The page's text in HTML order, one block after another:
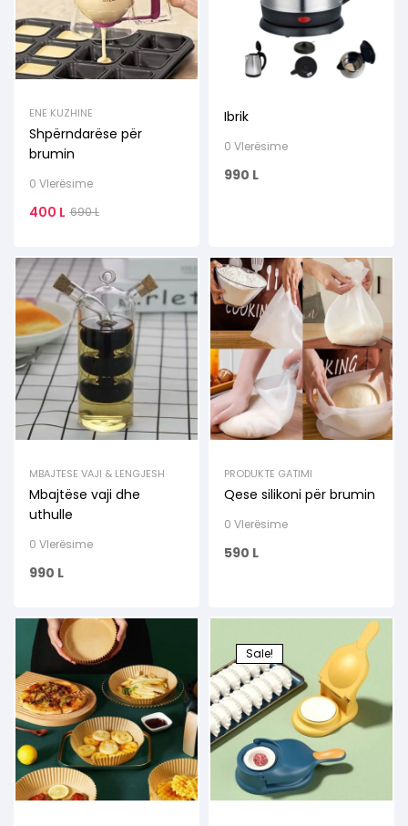
ENE KUZHINE
Shpërndarëse për
brumin
0 Vlerësime
690L
400 L
Ibrik
0 Vlerësime
990 L
MBAJTESE VAJI & LENGJESH
Mbajtëse vaji dhe
uthulle
0 Vlerësime
990 L
PRODUKTE GATIMI
Qese silikoni për brumin
0 Vlerësime
590 L
Sale!